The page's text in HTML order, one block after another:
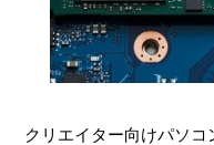
クリエイター向けパソ